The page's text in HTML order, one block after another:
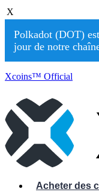
X
Polkadot (DOT)
jour de notre
Xcoins™ Official
Acheter des